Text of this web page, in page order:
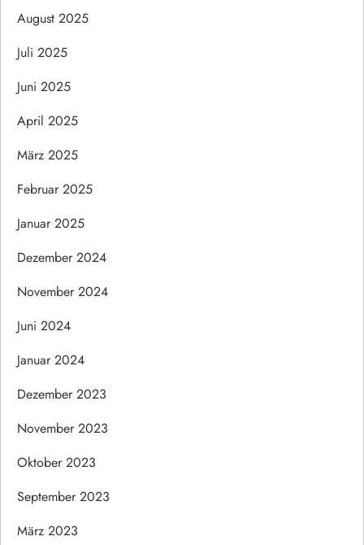
August 2025
Juli 2025
Juni 2025
April 2025
März 2025
Februar 2025
Januar 2025
Dezember 2024
November 2024
Juni 2024
Januar 2024
Dezember 2023
November 2023
Oktober 2023
September 2023
März 2023